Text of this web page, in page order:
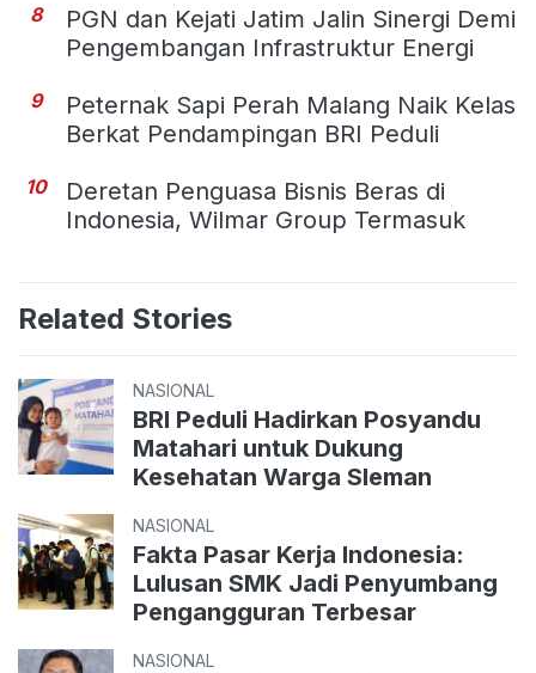
8
PGN dan Kejati Jatim Jalin Sinergi Demi
Pengembangan Infrastruktur Energi
9
Peternak Sapi Perah Malang Naik Kelas
Berkat Pendampingan BRI Peduli
10
Deretan Penguasa Bisnis Beras di
Indonesia, Wilmar Group Termasuk
Related Stories
NASIONAL
BRI Peduli Hadirkan Posyandu
Matahari untuk Dukung
Kesehatan Warga Sleman
NASIONAL
Fakta Pasar Kerja Indonesia:
Lulusan SMK Jadi Penyumbang
Pengangguran Terbesar
NASIONAL